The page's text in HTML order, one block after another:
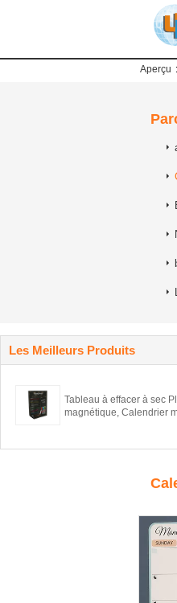
Aperçu
Les Meilleurs Produits
Tableau à effacer à sec
magnétique, Calendrier